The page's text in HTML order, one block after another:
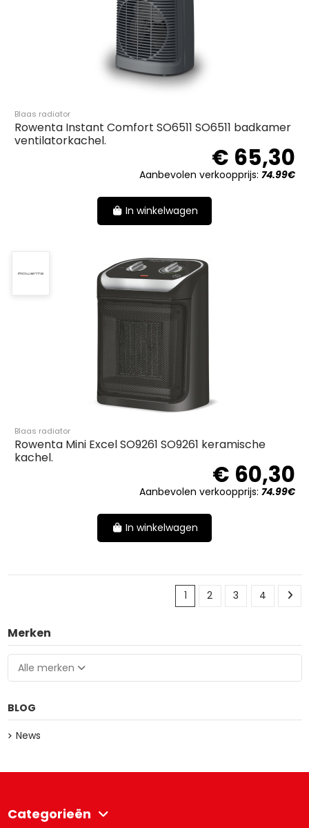
Blaas radiator
Rowenta Instant Comfort SO6511 SO6511 badkamer
ventilatorkachel.
€ 65,30
Aanbevolen verkoopprijs: 74.99€
In winkelwagen
Blaas radiator
Rowenta Mini Excel SO9261 SO9261 keramische
kachel.
€ 60,30
Aanbevolen verkoopprijs: 74.99€
In winkelwagen
1 2 3 4
Merken
Alle merken
BLOG
News
Categorieën